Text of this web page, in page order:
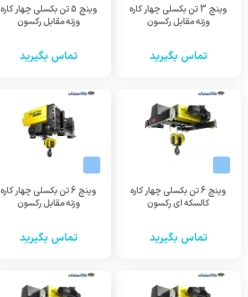
وینچ 3 تن بکسلی چهار کاره
وزنه مقابل رکسون
تماس بگیرید
وینچ 5 تن بکسلی چهار کاره
وزنه مقابل رکسون
تماس بگیرید
وینچ 6 تن بکسلی چهار کاره
کالسکه ای رکسون
تماس بگیرید
وینچ 6 تن بکسلی چهار کاره
وزنه مقابل رکسون
تماس بگیرید